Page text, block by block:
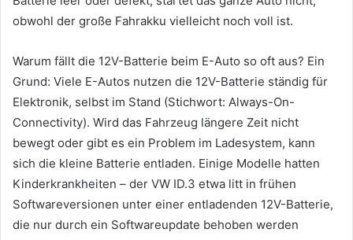
obwohl der große Fahrakku vielleicht noch voll ist.
Warum fällt die 12V-Batterie beim E-Auto so oft aus? Ein
Grund: Viele E-Autos nutzen die 12V-Batterie ständig für
Elektronik, selbst im Stand (Stichwort: Always-On-
Connectivity). Wird das Fahrzeug längere Zeit nicht
bewegt oder gibt es ein Problem im Ladesystem, kann
sich die kleine Batterie entladen. Einige Modelle hatten
Kinderkrankheiten – der VW ID.3 etwa litt in frühen
Softwareversionen unter einer entladenden 12V-Batterie,
die nur durch ein Softwareupdate behoben werden